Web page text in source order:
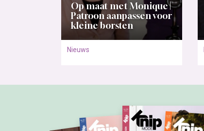
Op maat met Monique |
Patroon aanpassen voor
kleine borsten
Nieuws